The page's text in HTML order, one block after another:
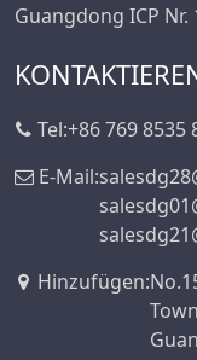
Guangdong ICP Nr.
Tel:+86 769 8535
E-Mail:
Hinzufügen: